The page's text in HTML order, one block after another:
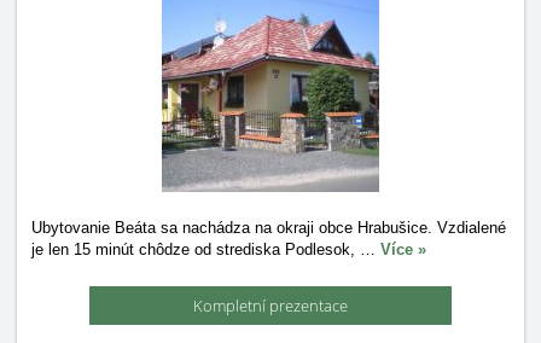
Ubytovanie Beáta sa nachádza na okraji obce Hrabušice. Vzdialené
je len 15 minút chôdze od strediska Podlesok, … Více »
Kompletní prezentace